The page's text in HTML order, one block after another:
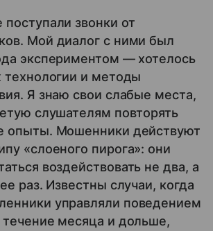
звонки от
Мой диалог с ними был
экспериментом — хотелось
технологии и методы
Я знаю свои слабые места,
слушателям повторять
опыты. Мошенники действуют
«слоеного пирога»: они
воздействовать не два, а
раз. Известны случаи, когда
управляли поведением
месяца и дольше,